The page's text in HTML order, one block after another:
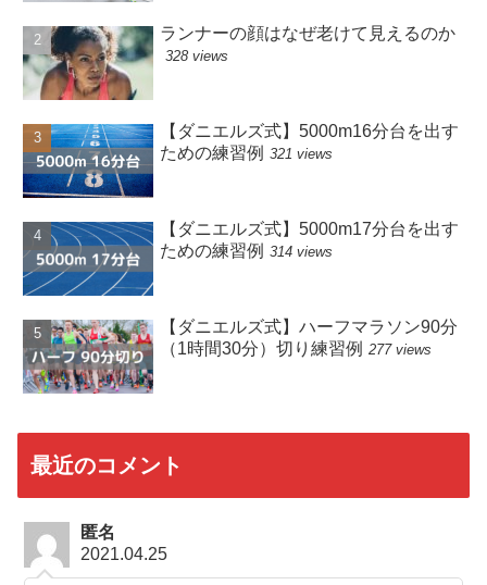
ランナーの顔はなぜ老けて見えるのか
328 views
【ダニエルズ式】5000m16分台を出す
ための練習例 321 views
【ダニエルズ式】5000m17分台を出す
ための練習例 314 views
【ダニエルズ式】ハーフマラソン90分
（1時間30分）切り練習例 277 views
最近のコメント
匿名
2021.04.25